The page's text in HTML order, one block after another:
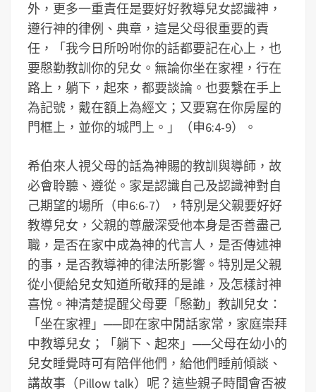
外，更多一重責任是要好好教導兒女認識神，
遵行神的律例、典章，這是父母很重要的責
任，「我今日所吩咐你的話都要記在心上，也
要慇勤教訓你的兒女。無論你坐在家裡，行在
路上，躺下，起來，都要談論。也要繫在手上
為記號，戴在額上為經文；又要寫在你房屋的
門框上，並你的城門上。」（申6:4-9）。
希伯來人視父母的話為神賜的教訓與導師，故
必會聆聽、遵從。家是認識自己及認識神對自
己期望的場所（申6:6-7），特別是父親要好好
教導兒女，父親的尊嚴深受他本身是否善盡己
職，是否在家中成為神的代言人，是否傳述神
的事，是否教導神的律法所影響。特別是父親
從小便給兒女知道所敬拜的是誰，及怎樣討神
喜悅。神清楚提醒父母要「慇勤」教訓兒女：
「坐在家裡」──即在家中閒話家常，家庭崇拜
中教導兒女；「躺下、起來」──父母在幼小的
兒女睡覺時可有陪伴他們，給他們睡前傾談、
講故事（Pillow talk）呢？這些親子時間會否被